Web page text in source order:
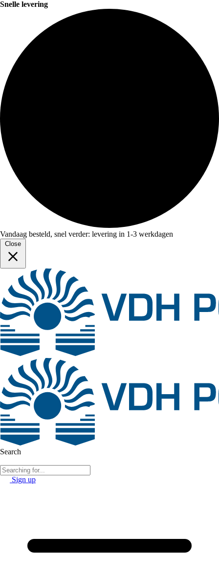
Snelle levering
Vandaag besteld, snel verder: levering in 1-3 werkdagen
Close
Search
Sign up